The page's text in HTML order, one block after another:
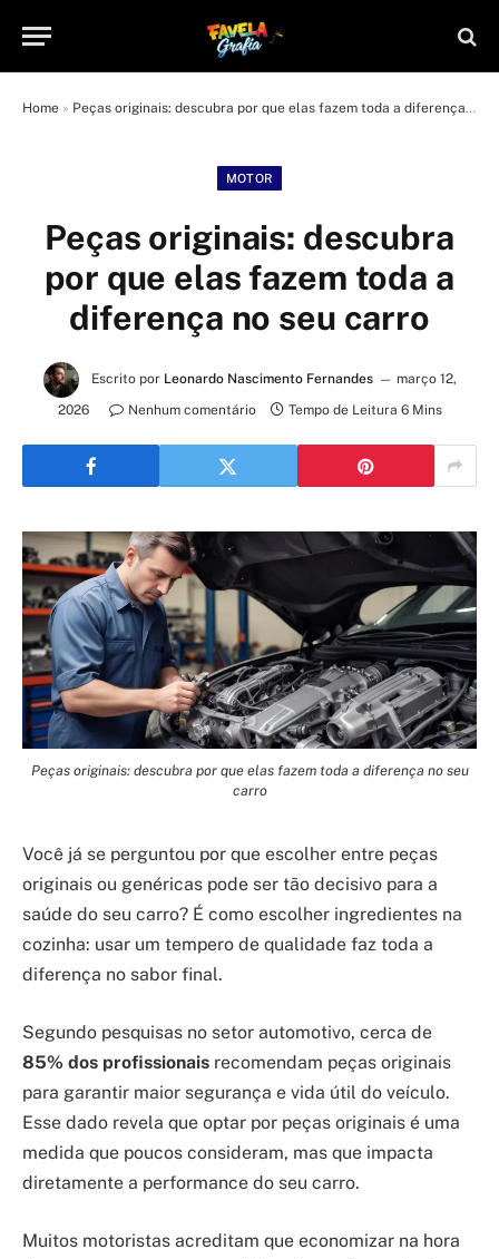
Home » Peças originais: descubra por que elas fazem toda a diferença no seu carro
MOTOR
Peças originais: descubra
por que elas fazem toda a
diferença no seu carro
Escrito por Leonardo Nascimento Fernandes
março 12,
2026
Nenhum comentário Tempo de Leitura 6 Mins
Peças originais: descubra por que elas fazem toda a diferença no seu
carro
Você já se perguntou por que escolher entre peças
originais ou genéricas pode ser tão decisivo para a
saúde do seu carro? É como escolher ingredientes na
cozinha: usar um tempero de qualidade faz toda a
diferença no sabor final.
Segundo pesquisas no setor automotivo, cerca de
85% dos profissionais recomendam peças originais
para garantir maior segurança e vida útil do veículo.
Esse dado revela que optar por peças originais é uma
medida que poucos consideram, mas que impacta
diretamente a performance do seu carro.
Muitos motoristas acreditam que economizar na hora